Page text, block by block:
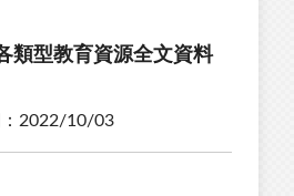
類型教育資源全文資料
2022/10/03